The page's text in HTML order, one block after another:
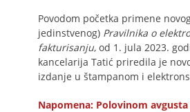
Povodom početka primene
jedinstvenog) Pravilnika o
fakturisanju, od 1. jula 2023.
kancelarija Tatić priredila je
izdanje u štampanom i
Napomena: Polovinom avgusta